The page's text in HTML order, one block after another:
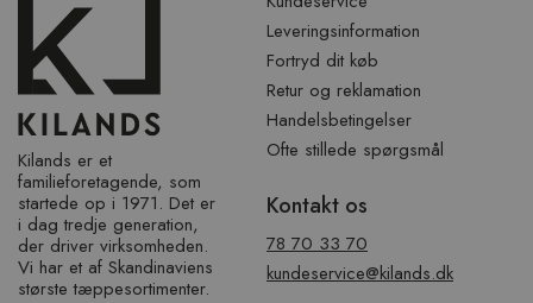
Kilands er et
familieforetagende, som
startede op i 1971. Det er
i dag tredje generation,
der driver virksomheden.
Vi har et af ​​Skandinaviens
største tæppesortimenter.
Leveringsinformation
Fortryd dit køb
Retur og reklamation
Handelsbetingelser
Ofte stillede spørgsmål
Kontakt os
78 70 33 70
kundeservice@kilands.dk